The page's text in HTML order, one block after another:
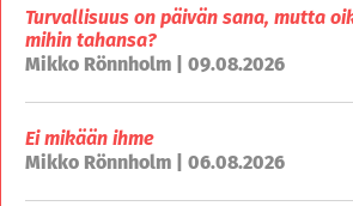
Turvallisuus on päivän sana, mutta
mihin tahansa?
Mikko Rönnholm | 09.08.2026
Ei mikään ihme
Mikko Rönnholm | 06.08.2026